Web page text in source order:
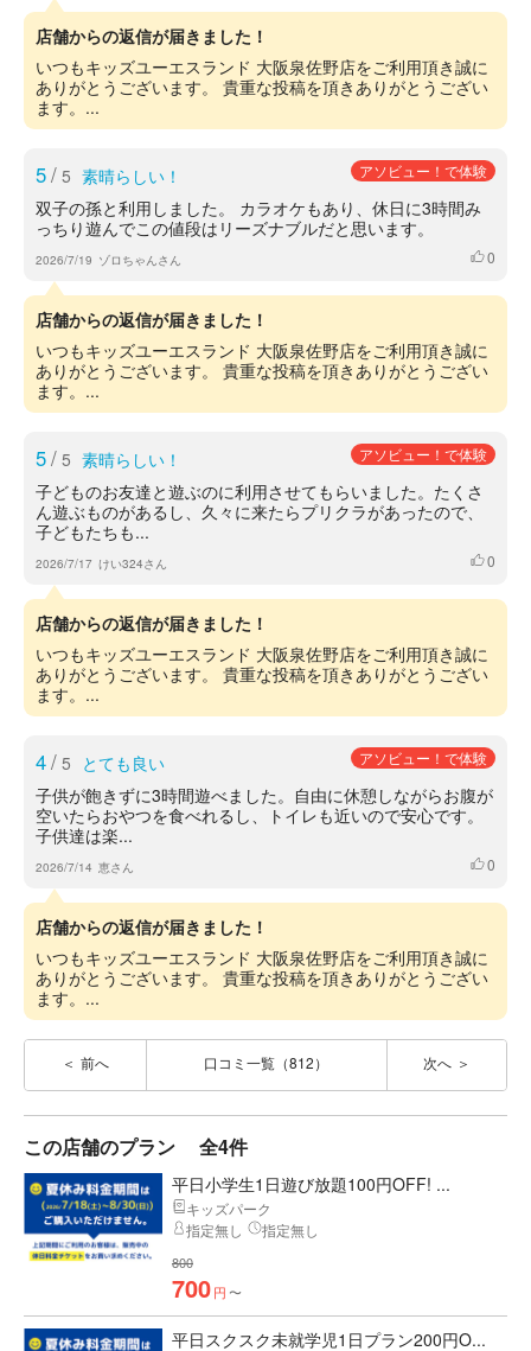
店舗からの返信が届きました！
いつもキッズユーエスランド 大阪泉佐野店をご利用頂き誠に
ありがとうございます。 貴重な投稿を頂きありがとうござい
ます。...
5/ 5 素晴らしい！ アソビュー！で体験
双子の孫と利用しました。 カラオケもあり、休日に3時間み
っちり遊んでこの値段はリーズナブルだと思います。
2026/7/19 ゾロちゃんさん いいね
0
店舗からの返信が届きました！
いつもキッズユーエスランド 大阪泉佐野店をご利用頂き誠に
ありがとうございます。 貴重な投稿を頂きありがとうござい
ます。...
5/ 5 素晴らしい！ アソビュー！で体験
子どものお友達と遊ぶのに利用させてもらいました。たくさ
ん遊ぶものがあるし、久々に来たらプリクラがあったので、
子どもたちも...
2026/7/17 けい324さん いいね
0
店舗からの返信が届きました！
いつもキッズユーエスランド 大阪泉佐野店をご利用頂き誠に
ありがとうございます。 貴重な投稿を頂きありがとうござい
ます。...
4/ 5 とても良い アソビュー！で体験
子供が飽きずに3時間遊べました。自由に休憩しながらお腹が
空いたらおやつを食べれるし、トイレも近いので安心です。
子供達は楽...
2026/7/14 恵さん いいね
0
店舗からの返信が届きました！
いつもキッズユーエスランド 大阪泉佐野店をご利用頂き誠に
ありがとうございます。 貴重な投稿を頂きありがとうござい
ます。...
前へ 口コミ一覧（812） 次へ
この店舗のプラン 全4件
平日小学生1日遊び放題100円OFF! ...
キッズパーク
指定無し
指定無し
800
700円 〜
平日スクスク未就学児1日プラン200円O...